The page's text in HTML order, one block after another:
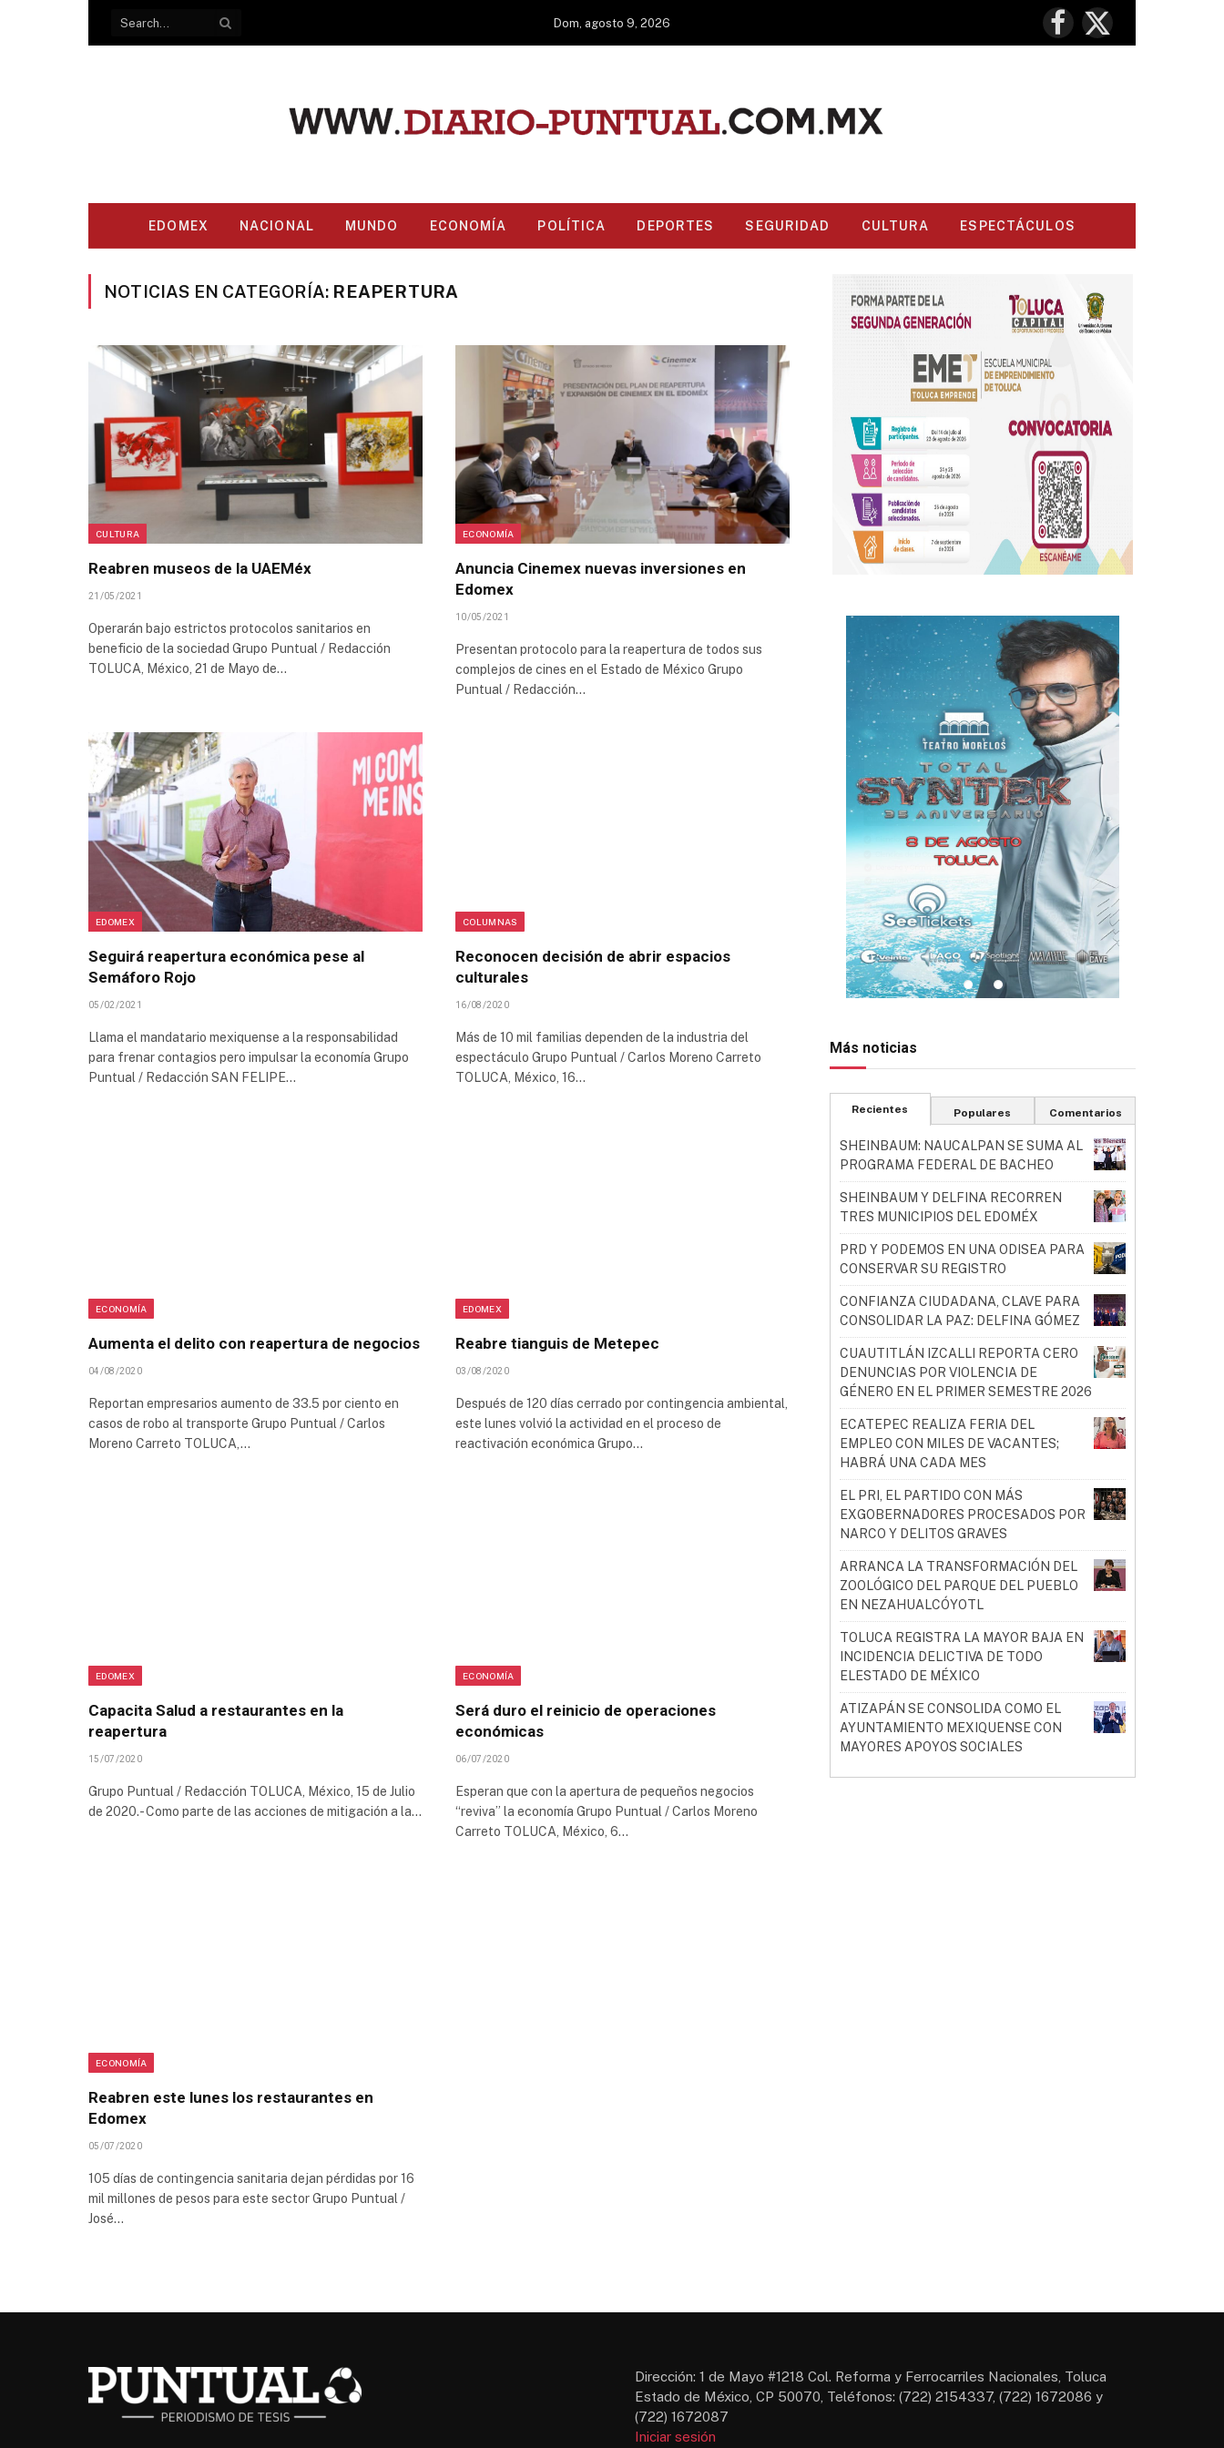
Dom, agosto 9, 2026
Facebook
X
(Twitter)
EDOMEX NACIONAL MUNDO ECONOMÍA POLÍTICA DEPORTES SEGURIDAD CULTURA ESPECTÁCULOS
NOTICIAS EN CATEGORÍA: REAPERTURA
CULTURA
Reabren museos de la UAEMéx
21/05/2021
Operarán bajo estrictos protocolos sanitarios en
beneficio de la sociedad Grupo Puntual / Redacción
TOLUCA, México, 21 de Mayo de…
ECONOMÍA
Anuncia Cinemex nuevas inversiones en
Edomex
10/05/2021
Presentan protocolo para la reapertura de todos sus
complejos de cines en el Estado de México Grupo
Puntual / Redacción…
EDOMEX
Seguirá reapertura económica pese al
Semáforo Rojo
05/02/2021
Llama el mandatario mexiquense a la responsabilidad
para frenar contagios pero impulsar la economía Grupo
Puntual / Redacción SAN FELIPE…
COLUMNAS
Reconocen decisión de abrir espacios
culturales
16/08/2020
Más de 10 mil familias dependen de la industria del
espectáculo Grupo Puntual / Carlos Moreno Carreto
TOLUCA, México, 16…
ECONOMÍA
Aumenta el delito con reapertura de negocios
04/08/2020
Reportan empresarios aumento de 33.5 por ciento en
casos de robo al transporte Grupo Puntual / Carlos
Moreno Carreto TOLUCA,…
EDOMEX
Reabre tianguis de Metepec
03/08/2020
Después de 120 días cerrado por contingencia ambiental,
este lunes volvió la actividad en el proceso de
reactivación económica Grupo…
EDOMEX
Capacita Salud a restaurantes en la
reapertura
15/07/2020
Grupo Puntual / Redacción TOLUCA, México, 15 de Julio
de 2020.- Como parte de las acciones de mitigación a la…
ECONOMÍA
Será duro el reinicio de operaciones
económicas
06/07/2020
Esperan que con la apertura de pequeños negocios
“reviva” la economía Grupo Puntual / Carlos Moreno
Carreto TOLUCA, México, 6…
ECONOMÍA
Reabren este lunes los restaurantes en
Edomex
05/07/2020
105 días de contingencia sanitaria dejan pérdidas por 16
mil millones de pesos para este sector Grupo Puntual /
José…
Más noticias
Recientes Populares Comentarios
SHEINBAUM: NAUCALPAN SE SUMA AL
PROGRAMA FEDERAL DE BACHEO
SHEINBAUM Y DELFINA RECORREN
TRES MUNICIPIOS DEL EDOMÉX
PRD Y PODEMOS EN UNA ODISEA PARA
CONSERVAR SU REGISTRO
CONFIANZA CIUDADANA, CLAVE PARA
CONSOLIDAR LA PAZ: DELFINA GÓMEZ
CUAUTITLÁN IZCALLI REPORTA CERO
DENUNCIAS POR VIOLENCIA DE
GÉNERO EN EL PRIMER SEMESTRE 2026
ECATEPEC REALIZA FERIA DEL
EMPLEO CON MILES DE VACANTES;
HABRÁ UNA CADA MES
EL PRI, EL PARTIDO CON MÁS
EXGOBERNADORES PROCESADOS POR
NARCO Y DELITOS GRAVES
ARRANCA LA TRANSFORMACIÓN DEL
ZOOLÓGICO DEL PARQUE DEL PUEBLO
EN NEZAHUALCÓYOTL
TOLUCA REGISTRA LA MAYOR BAJA EN
INCIDENCIA DELICTIVA DE TODO
ELESTADO DE MÉXICO
ATIZAPÁN SE CONSOLIDA COMO EL
AYUNTAMIENTO MEXIQUENSE CON
MAYORES APOYOS SOCIALES
Dirección: 1 de Mayo #1218 Col. Reforma y Ferrocarriles Nacionales, Toluca
Estado de México, CP 50070, Teléfonos: (722) 2154337, (722) 1672086 y
(722) 1672087
Iniciar sesión